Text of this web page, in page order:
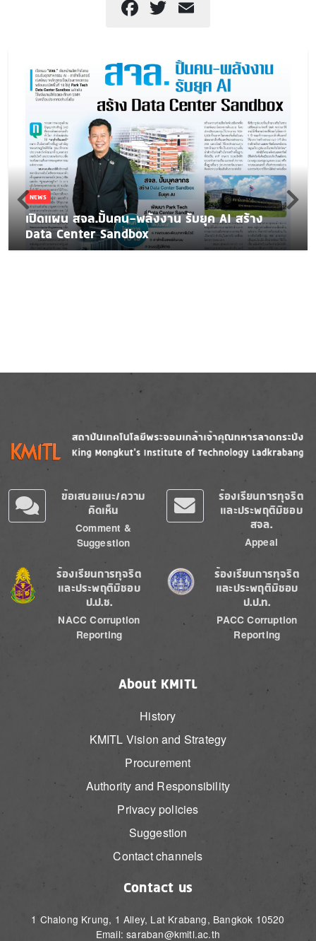
Facebook
Twitter
NEWS
เปิดแผน สจล.ปั้นคน-พลังงาน รับยุค AI สร้าง
Data Center Sandbox
Image
ข้อเสนอแนะ/ความ
คิดเห็น
Comment &
Suggestion
ร้องเรียนการทุจริต
และประพฤติมิชอบ
สจล.
Appeal
Image
ร้องเรียนการทุจริต
และประพฤติมิชอบ
ป.ป.ช.
NACC Corruption
Reporting
Image
ร้องเรียนการทุจริต
และประพฤติมิชอบ
ป.ป.ท.
PACC Corruption
Reporting
About KMITL
History
KMITL Vision and Strategy
Procurement
Authority and Responsibility
Privacy policies
Suggestion
Contact channels
Contact us
1 Chalong Krung, 1 Alley, Lat Krabang, Bangkok 10520
Email: saraban@kmitl.ac.th